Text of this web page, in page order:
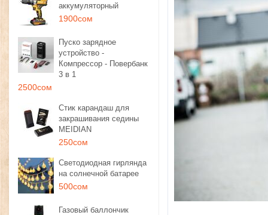
аккумуляторный
1900сом
Пуско зарядное
устройство -
Компрессор - Повербанк
3 в 1
2500сом
Стик карандаш для
закрашивания седины
MEIDIAN
250сом
Светодиодная гирлянда
на солнечной батарее
500сом
Газовый баллончик